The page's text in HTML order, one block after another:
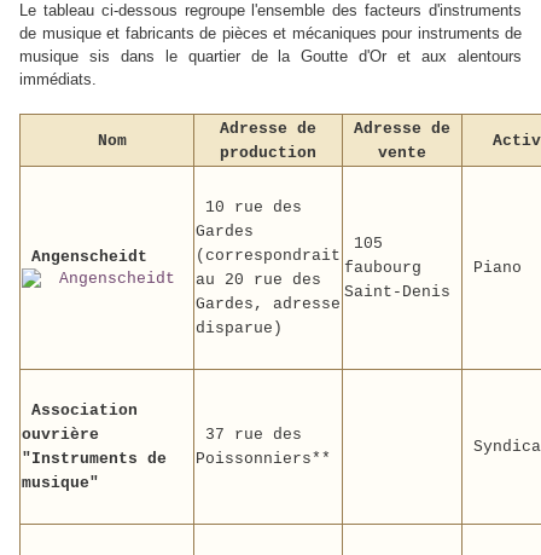
Le tableau ci-dessous regroupe l'ensemble des facteurs d'instruments
de musique et fabricants de pièces et mécaniques pour instruments de
musique sis dans le quartier de la Goutte d'Or et aux alentours
immédiats.
Nom
Adresse de
production
Adresse de
vente
Angenscheidt
10 rue des
Gardes
(correspondrait
au 20 rue des
Gardes, adresse
disparue)
105
faubourg
Saint-Denis
Piano
Association
ouvrière
"Instruments de
musique"
37 rue des
Poissonniers**